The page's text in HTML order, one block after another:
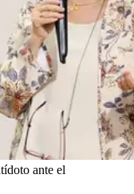
ante el